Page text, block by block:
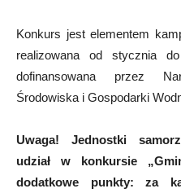
Konkurs jest elementem
realizowana od stycznia
dofinansowana przez
Środowiska i Gospodarki
Uwaga! Jednostki
udział w konkursie
dodatkowe punkty: za